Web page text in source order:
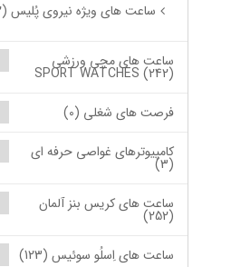
ساعت های ویژه نیروی پُلیس (142)
ساعت های مچی ورزشی
SPORT WATCHES (242)
فرصت های شغلی (0)
کامپیوترهای غواصی حرفه ای
(3)
ساعت های کریس بنز آلمان
(252)
ساعت های اِسلُو سوئیس (123)